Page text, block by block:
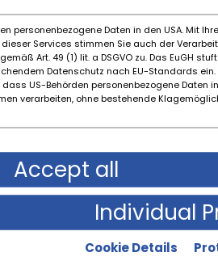
personenbezogene Daten in den USA. Mit
Services stimmen Sie auch der
Art. 49 (1) lit. a DSGVO zu. Das EuGH
Datenschutz nach EU-Standards ein.
US-Behörden personenbezogene Daten in
verarbeiten, ohne bestehende
Accept all
Individual
Cookie Details